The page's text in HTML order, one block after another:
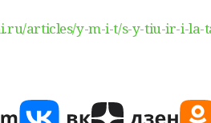
articles/y-m-i-t/s-y-tiu-ir-i-la-